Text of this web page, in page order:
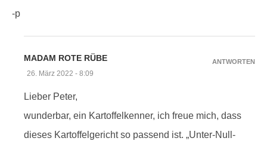
-p
MADAM ROTE RÜBE
26. März 2022 - 8:09
Lieber Peter,
wunderbar, ein Kartoffelkenner, ich freue mich, dass
dieses Kartoffelgericht so passend ist. „Unter-Null-
ANTWORTEN